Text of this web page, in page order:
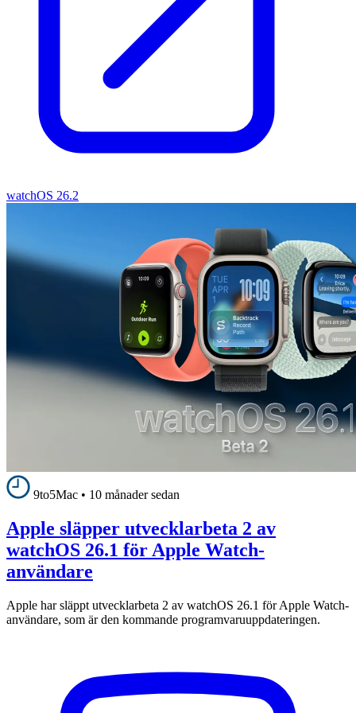
watchOS 26.2
9to5Mac • 10 månader sedan
Apple släpper utvecklarbeta 2 av
watchOS 26.1 för Apple Watch-
användare
Apple har släppt utvecklarbeta 2 av watchOS 26.1 för Apple Watch-
användare, som är den kommande programvaruuppdateringen.